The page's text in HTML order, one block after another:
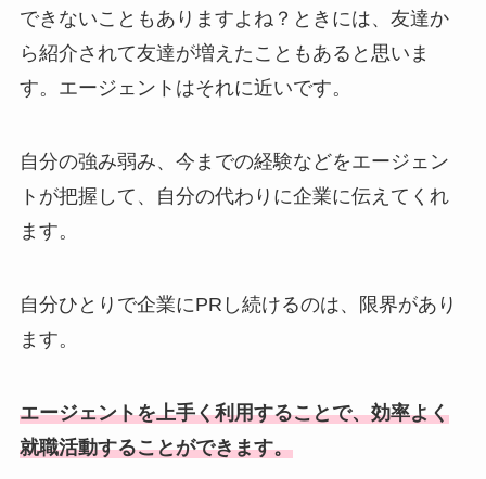
できないこともありますよね？ときには、友達か
ら紹介されて友達が増えたこともあると思いま
す。エージェントはそれに近いです。
自分の強み弱み、今までの経験などをエージェン
トが把握して、自分の代わりに企業に伝えてくれ
ます。
自分ひとりで企業にPRし続けるのは、限界があり
ます。
エージェントを上手く利用することで、効率よく
就職活動することができます。